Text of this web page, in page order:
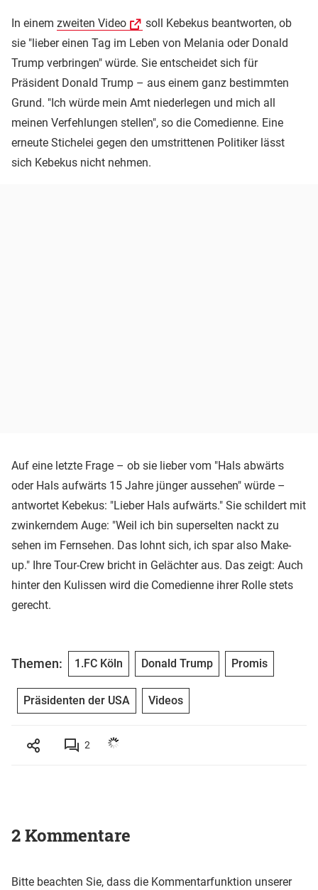
In einem zweiten Video
soll Kebekus beantworten, ob
sie "lieber einen Tag im Leben von Melania oder Donald
Trump verbringen" würde. Sie entscheidet sich für
Präsident Donald Trump – aus einem ganz bestimmten
Grund. "Ich würde mein Amt niederlegen und mich all
meinen Verfehlungen stellen", so die Comedienne. Eine
erneute Stichelei gegen den umstrittenen Politiker lässt
sich Kebekus nicht nehmen.
Auf eine letzte Frage – ob sie lieber vom "Hals abwärts
oder Hals aufwärts 15 Jahre jünger aussehen" würde –
antwortet Kebekus: "Lieber Hals aufwärts." Sie schildert mit
zwinkerndem Auge: "Weil ich bin superselten nackt zu
sehen im Fernsehen. Das lohnt sich, ich spar also Make-
up." Ihre Tour-Crew bricht in Gelächter aus. Das zeigt: Auch
hinter den Kulissen wird die Comedienne ihrer Rolle stets
gerecht.
Themen: 1.FC Köln Donald Trump Promis
Präsidenten der USA Videos
2
2 Kommentare
Bitte beachten Sie, dass die Kommentarfunktion unserer